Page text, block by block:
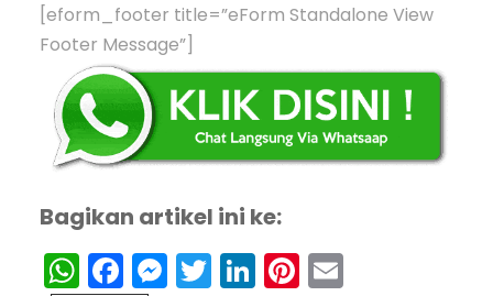
[eform_footer title=”eForm Standalone View
Footer Message”]
Bagikan artikel ini ke:
WhatsApp
Facebook
Messenger
Twitter
LinkedIn
Pinterest